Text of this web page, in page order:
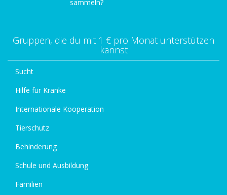
sammeln?
Gruppen, die du mit 1 € pro Monat unterstützen
kannst
Sucht
Hilfe für Kranke
Internationale Kooperation
Tierschutz
Behinderung
Schule und Ausbildung
Familien